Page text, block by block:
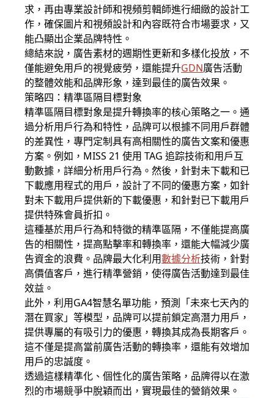
求，再由專業設計師和視頻剪輯師進行細緻的設計工
作，確保圖片和視頻設計和內容既符合市場要求，又
能凸顯出企業品牌特性。
總結來說，廣告素材的週期性更新和多樣化投放，不
僅能避免用戶的視覺疲勞，還能提升GDN廣告活動
的整體效能和品牌形象，達到最佳的廣告效果。
策略四：精準區隔目標對象
精準區隔目標對象是提升轉換率的核心策略之一。通
過分析用戶行為和特性，品牌可以根據不同用戶群體
的差異性，專門定制具有高相關性的廣告文案和優惠
方案。例如，MISS 21 使用 TAG 追踪技術和用戶互
動數據，詳細分析用戶行為。然後，針對未下載和已
下載應用程式的用戶，設計了不同的優惠方案，如針
對未下載用戶提供新的下載優惠，和針對已下載用戶
提供特殊會員折扣。
這種基於用戶行為和特徵的精準區隔，不僅能提高廣
告的相關性，提高點擊率和轉換率，還能大幅減少廣
告資金的浪費。品牌最大化利用數據分析技術，針對
高價值客戶，進行精準營銷，使得廣告活動達到最佳
效益。
此外，利用GA4智慧名單功能，預測「未來七天內的
潛在買家」等模型，品牌可以提前鎖定高潛力用戶，
提供專屬的有吸引力的優惠，轉換其成為長期客戶。
這不僅是提高當前廣告活動的轉換率，還能有效增加
用戶的忠誠度。
透過這樣精準化、個性化的廣告策略，品牌得以在激
烈的市場競爭中脫穎而出，實現最佳的營銷效果。